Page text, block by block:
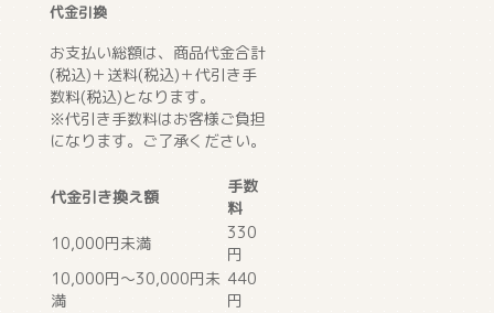
代金引換
お支払い総額は、商品代金合計
(税込)＋送料(税込)＋代引き手
数料(税込)となります。
※代引き手数料はお客様ご負担
になります。ご了承ください。
代金引き換え額
手数
料
10,000円未満
330
円
10,000円～30,000円未
満
440
円